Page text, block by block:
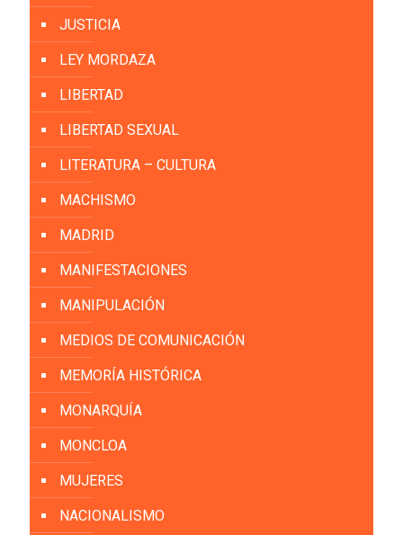
JUSTICIA
LEY MORDAZA
LIBERTAD
LIBERTAD SEXUAL
LITERATURA – CULTURA
MACHISMO
MADRID
MANIFESTACIONES
MANIPULACIÓN
MEDIOS DE COMUNICACIÓN
MEMORÍA HISTÓRICA
MONARQUÍA
MONCLOA
MUJERES
NACIONALISMO